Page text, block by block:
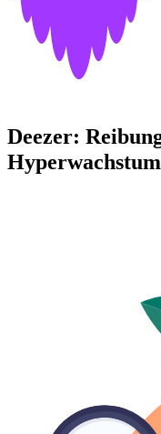
Deezer:
Hyperwachstum